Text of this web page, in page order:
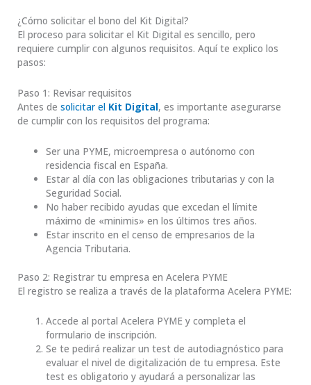
¿Cómo solicitar el bono del Kit Digital?
El proceso para solicitar el Kit Digital es sencillo, pero
requiere cumplir con algunos requisitos. Aquí te explico los
pasos:
Paso 1: Revisar requisitos
Antes de solicitar el Kit Digital, es importante asegurarse
de cumplir con los requisitos del programa:
Ser una PYME, microempresa o autónomo con
residencia fiscal en España.
Estar al día con las obligaciones tributarias y con la
Seguridad Social.
No haber recibido ayudas que excedan el límite
máximo de «minimis» en los últimos tres años.
Estar inscrito en el censo de empresarios de la
Agencia Tributaria.
Paso 2: Registrar tu empresa en Acelera PYME
El registro se realiza a través de la plataforma Acelera PYME:
Accede al portal Acelera PYME y completa el
formulario de inscripción.
Se te pedirá realizar un test de autodiagnóstico para
evaluar el nivel de digitalización de tu empresa. Este
test es obligatorio y ayudará a personalizar las